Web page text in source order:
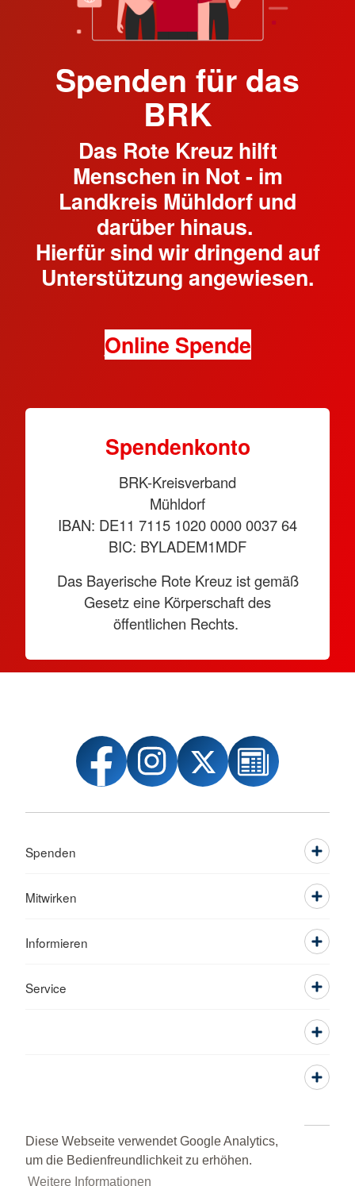
Diese Webseite verwendet Google Analytics,
um die Bedienfreundlichkeit zu erhöhen.
Weitere Informationen
Spenden für das
BRK
Das Rote Kreuz hilft
Menschen in Not - im
Landkreis Mühldorf und
darüber hinaus.
Hierfür sind wir dringend auf
Unterstützung angewiesen.
Online Spende
Spendenkonto
BRK-Kreisverband
Mühldorf
IBAN: DE11 7115 1020 0000 0037 64
BIC: BYLADEM1MDF
Das Bayerische Rote Kreuz ist gemäß
Gesetz eine Körperschaft des
öffentlichen Rechts.
Spenden
Mitwirken
Informieren
Service
Öffnungszeiten der Geschäftsstelle Adressen